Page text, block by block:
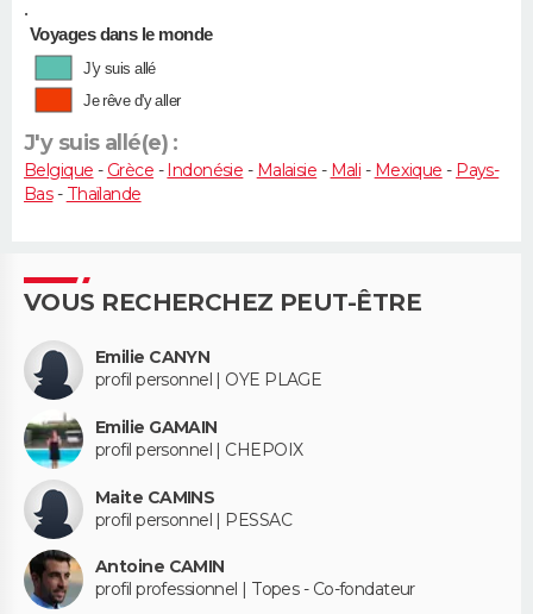
•
Voyages dans le monde
J'y suis allé
Je rêve d'y aller
J'y suis allé(e) :
Belgique - Grèce -Indonésie - Malaisie - Mali - Mexique - Pays-
Bas- Thaïlande
VOUS RECHERCHEZ PEUT-ÊTRE
Emilie CANYN
profil personnel | OYE PLAGE
Emilie GAMAIN
profil personnel | CHEPOIX
Maite CAMINS
profil personnel | PESSAC
Antoine CAMIN
profil professionnel | Topes - Co-fondateur